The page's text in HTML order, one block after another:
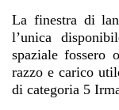
La finestra di
l’unica
spaziale fossero
razzo e carico
di categoria 5